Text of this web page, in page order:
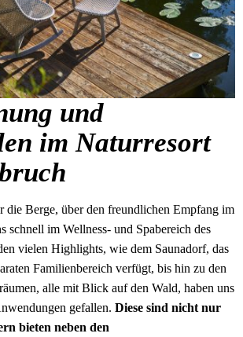
und
im Naturresort
die Berge, über den freundlichen Empfang im
schnell im Wellness- und Spabereich des
vielen Highlights, wie dem Saunadorf, das
Familienbereich verfügt, bis hin zu den
alle mit Blick auf den Wald, haben uns
gefallen. Diese sind nicht nur
bieten neben den